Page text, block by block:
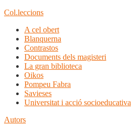
Col.leccions
A cel obert
Blanquerna
Contrastos
Documents dels magisteri
La gran biblioteca
Oikos
Pompeu Fabra
Savieses
Universitat i acció socioeducativa
Autors